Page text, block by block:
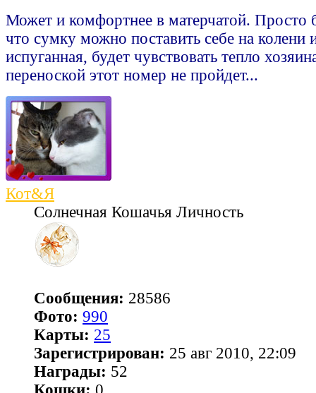
Может и комфортнее в матерчатой. Просто
что сумку можно поставить себе на колени
испуганная, будет чувствовать тепло
переноской этот номер не пройдет...
Кот&Я
Солнечная Кошачья Личность
Сообщения: 28586
Фото: 990
Карты: 25
Зарегистрирован: 25 авг 2010, 22:09
Награды: 52